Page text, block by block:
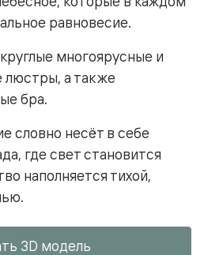
равновесие.
многоярусные и
а так же
бра.
словно несёт в себе
где свет становится
наполняется тихой,
3D модель